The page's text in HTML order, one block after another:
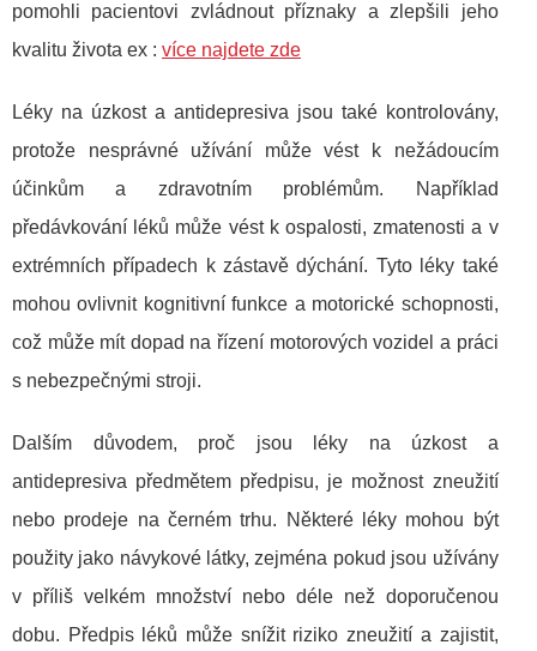
pomohli pacientovi zvládnout příznaky a zlepšili jeho
kvalitu života ex : více najdete zde
Léky na úzkost a antidepresiva jsou také kontrolovány,
protože nesprávné užívání může vést k nežádoucím
účinkům a zdravotním problémům. Například
předávkování léků může vést k ospalosti, zmatenosti a v
extrémních případech k zástavě dýchání. Tyto léky také
mohou ovlivnit kognitivní funkce a motorické schopnosti,
což může mít dopad na řízení motorových vozidel a práci
s nebezpečnými stroji.
Dalším důvodem, proč jsou léky na úzkost a
antidepresiva předmětem předpisu, je možnost zneužití
nebo prodeje na černém trhu. Některé léky mohou být
použity jako návykové látky, zejména pokud jsou užívány
v příliš velkém množství nebo déle než doporučenou
dobu. Předpis léků může snížit riziko zneužití a zajistit,